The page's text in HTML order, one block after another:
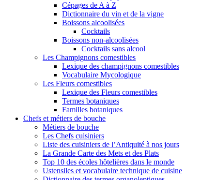
Cépages de A à Z
Dictionnaire du vin et de la vigne
Boissons alcoolisées
Cocktails
Boissons non-alcoolisées
Cocktails sans alcool
Les Champignons comestibles
Lexique des champignons comestibles
Vocabulaire Mycologique
Les Fleurs comestibles
Lexique des Fleurs comestibles
Termes botaniques
Familles botaniques
Chefs et métiers de bouche
Métiers de bouche
Les Chefs cuisiniers
Liste des cuisiniers de l’Antiquité à nos jours
La Grande Carte des Mets et des Plats
Top 10 des écoles hôtelières dans le monde
Ustensiles et vocabulaire technique de cuisine